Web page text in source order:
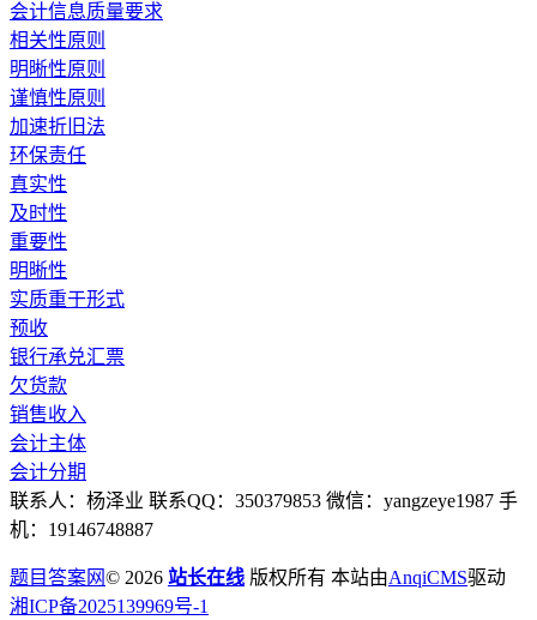
会计信息质量要求
相关性原则
明晰性原则
谨慎性原则
加速折旧法
环保责任
真实性
及时性
重要性
明晰性
实质重于形式
预收
银行承兑汇票
欠货款
销售收入
会计主体
会计分期
联系人：杨泽业 联系QQ：350379853 微信：yangzeye1987 手
机：19146748887
题目答案网© 2026 站长在线 版权所有 本站由AnqiCMS驱动
湘ICP备2025139969号-1